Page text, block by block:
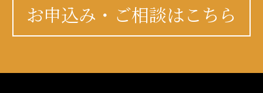
お申込み・ご相談はこちら